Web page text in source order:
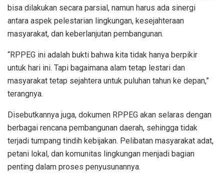
bisa dilakukan secara parsial, namun harus ada sinergi
antara aspek pelestarian lingkungan, kesejahteraan
masyarakat, dan keberlanjutan pembangunan.
“RPPEG ini adalah bukti bahwa kita tidak hanya berpikir
untuk hari ini. Tapi bagaimana alam tetap lestari dan
masyarakat tetap sejahtera untuk puluhan tahun ke depan,”
terangnya.
Disebutkannya juga, dokumen RPPEG akan selaras dengan
berbagai rencana pembangunan daerah, sehingga tidak
terjadi tumpang tindih kebijakan. Pelibatan masyarakat adat,
petani lokal, dan komunitas lingkungan menjadi bagian
penting dalam proses penyusunannya.